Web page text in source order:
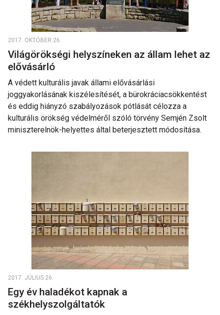
2017. OKTÓBER 26.
Világörökségi helyszíneken az állam lehet az
elővásárló
A védett kulturális javak állami elővásárlási
joggyakorlásának kiszélesítését, a bürokráciacsökkentést
és eddig hiányzó szabályozások pótlását célozza a
kulturális örökség védelméről szóló törvény Semjén Zsolt
miniszterelnök-helyettes által beterjesztett módosítása.
2017. JÚLIUS 26.
Egy év haladékot kapnak a
székhelyszolgáltatók